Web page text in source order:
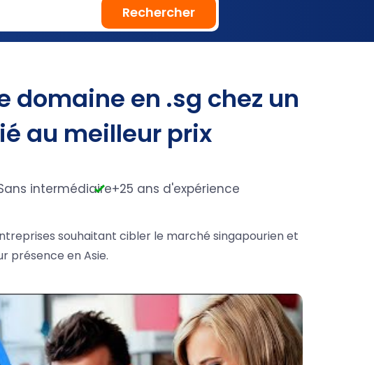
Rechercher
domaine en .sg chez un
au meilleur prix
intermédiaire+25 ans d'expérience
souhaitant cibler le marché singapourien et
présence en Asie.